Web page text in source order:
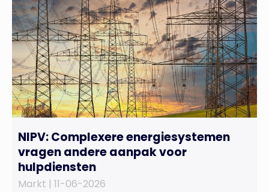
NIPV: Complexere energiesystemen
vragen andere aanpak voor
hulpdiensten
Markt | 11-06-2026